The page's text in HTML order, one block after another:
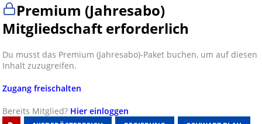
Premium (Jahresabo)
Mitgliedschaft erforderlich
Du musst das Premium (Jahresabo)-Paket buchen, um auf diesen
Inhalt zuzugreifen.
Zugang freischalten
Bereits Mitglied? Hier einloggen